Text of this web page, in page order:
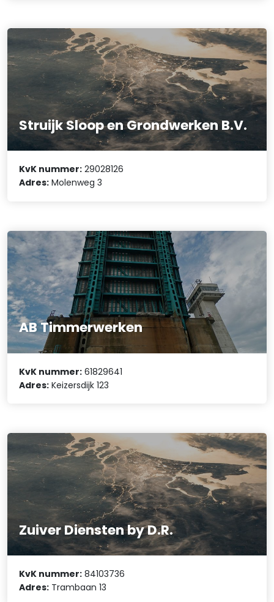
Struijk Sloop en Grondwerken B.V.
KvK nummer: 29028126
Adres: Molenweg 3
AB Timmerwerken
KvK nummer: 61829641
Adres: Keizersdijk 123
Zuiver Diensten by D.R.
KvK nummer: 84103736
Adres: Trambaan 13